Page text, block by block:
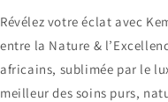
Révélez votre éclat avec
entre la Nature &
africains, sublimée par le
meilleur des soins purs,